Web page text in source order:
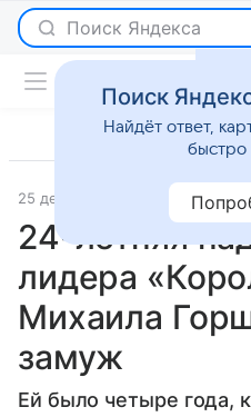
Поиск Яндекса
25 декабря 2023 Parents
24-летняя
лидера
Михаила
замуж
Ей было четыре года,
Поиск
Найдёт ответ,
быстро